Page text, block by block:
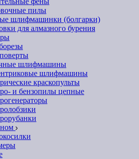
пилы
шлифмашинки (болгарки)
для алмазного бурения
шлифмашины
шлифмашины
краскопульты
и бензопилы цепные